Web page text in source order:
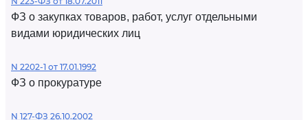
ФЗ о закупках товаров, работ, услуг отдельными
видами юридических лиц
N 2202-1 от 17.01.1992
ФЗ о прокуратуре
N 127-ФЗ 26.10.2002